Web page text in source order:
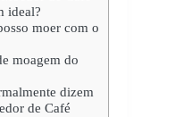
ideal?
moer com o
moagem do
dizem
de Café